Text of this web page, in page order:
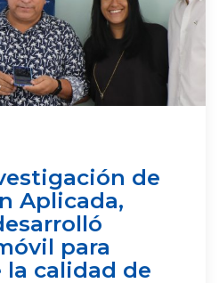
de
Aplicada,
para
calidad de